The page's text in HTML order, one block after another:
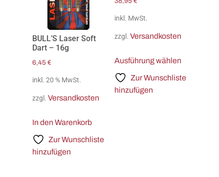
BULL’S Laser Soft
Dart – 16g
6,45 €
inkl. 20 % MwSt.
zzgl. Versandkosten
In den Warenkorb
Zur Wunschliste
hinzufügen
inkl. MwSt.
zzgl. Versandkosten
Ausführung wählen
Zur Wunschliste
hinzufügen